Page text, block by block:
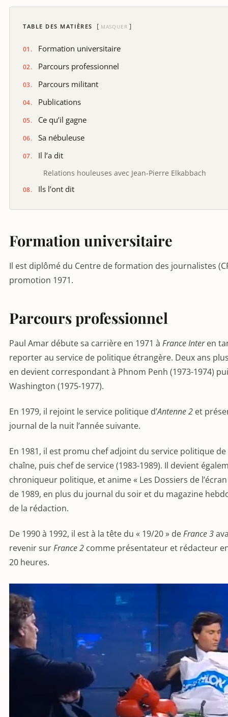
TABLE DES MATIÈRES MASQUER
Formation universitaire
Parcours professionnel
Parcours militant
Publications
Ce qu’il gagne
Sa nébuleuse
Il l’a dit
Relations houleuses avec Jean-Pierre Elkabbach
Ils l’ont dit
Formation universitaire
Il est diplômé du Centre de formation des journalistes
promotion 1971.
Parcours professionnel
Paul Amar débute sa carrière en 1971 à France Interen
reporter au service de politique étrangère. Deux ans
en devient correspondant à Phnom Penh (1973-1974)
Washington (1975-1977).
En 1979, il rejoint le service politique d’Antenne 2 et
journal de la nuit l’année suivante.
En 1981, il est promu chef adjoint du service politique de
chaîne, puis chef de service (1983-1989). Il devient
chroniqueur politique, et anime « Les Dossiers de
de 1989, en plus du journal du soir et du magazine
de la rédaction.
De 1990 à 1992, il est à la tête du « 19/20 » deFrance 3
revenir surFrance 2 comme présentateur et rédacteur
20 heures.